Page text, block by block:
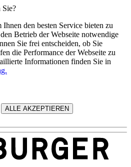
Sie?
den besten Service bieten zu
Betrieb der Webseite notwendige
Sie frei entscheiden, ob Sie
die Performance der Webseite zu
Informationen finden Sie in
ALLE AKZEPTIEREN